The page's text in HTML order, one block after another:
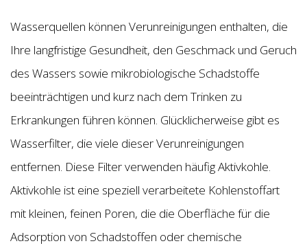
Wasserquellen können Verunreinigungen enthalten, die
Ihre langfristige Gesundheit, den Geschmack und Geruch
des Wassers sowie mikrobiologische Schadstoffe
beeinträchtigen und kurz nach dem Trinken zu
Erkrankungen führen können. Glücklicherweise gibt es
Wasserfilter, die viele dieser Verunreinigungen
entfernen. Diese Filter verwenden häufig Aktivkohle.
Aktivkohle ist eine speziell verarbeitete Kohlenstoffart
mit kleinen, feinen Poren, die die Oberfläche für die
Adsorption von Schadstoffen oder chemische